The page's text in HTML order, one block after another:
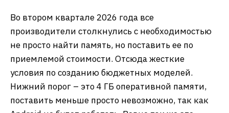
Во втором квартале 2026 года все
производители столкнулись с необходимостью
не просто найти память, но поставить ее по
приемлемой стоимости. Отсюда жесткие
условия по созданию бюджетных моделей.
Нижний порог – это 4 ГБ оперативной памяти,
поставить меньше просто невозможно, так как